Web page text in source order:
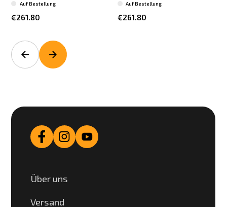
€261.80
Auf Bestellung
€261.80
Auf Bestellung
Über uns
Versand